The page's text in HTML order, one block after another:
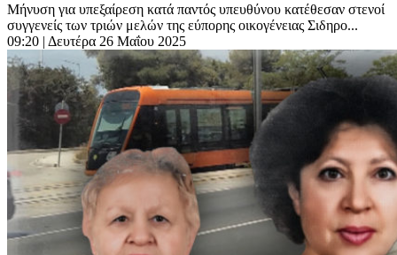
Mήνυση για υπεξαίρεση κατά παντός υπευθύνου κατέθεσαν στενοί
συγγενείς των τριών μελών της εύπορης οικογένειας Σιδηρο...
09:20 | Δευτέρα 26 Μαΐου 2025